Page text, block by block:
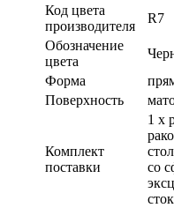
Код цвета
производителя
R7
Обозначение
цвета
Форма
Поверхность
Комплект
поставки
1 x
со